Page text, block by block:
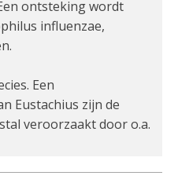
ontsteking wordt
influenzae,
Een
Eustachius zijn de
veroorzaakt door o.a.